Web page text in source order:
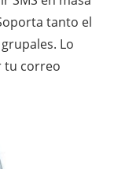
tanto el
Lo
tu correo